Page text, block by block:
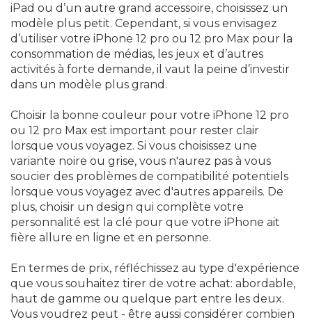
iPad ou d’un autre grand accessoire, choisissez un
modèle plus petit. Cependant, si vous envisagez
d’utiliser votre iPhone 12 pro ou 12 pro Max pour la
consommation de médias, les jeux et d’autres
activités à forte demande, il vaut la peine d’investir
dans un modèle plus grand.
Choisir la bonne couleur pour votre iPhone 12 pro
ou 12 pro Max est important pour rester clair
lorsque vous voyagez. Si vous choisissez une
variante noire ou grise, vous n'aurez pas à vous
soucier des problèmes de compatibilité potentiels
lorsque vous voyagez avec d'autres appareils. De
plus, choisir un design qui complète votre
personnalité est la clé pour que votre iPhone ait
fière allure en ligne et en personne.
En termes de prix, réfléchissez au type d'expérience
que vous souhaitez tirer de votre achat: abordable,
haut de gamme ou quelque part entre les deux.
Vous voudrez peut - être aussi considérer combien